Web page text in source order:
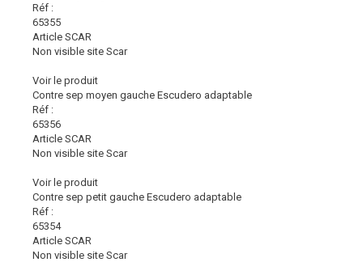
Réf :
65355
Article SCAR
Non visible site Scar
Voir le produit
Contre sep moyen gauche Escudero adaptable
Réf :
65356
Article SCAR
Non visible site Scar
Voir le produit
Contre sep petit gauche Escudero adaptable
Réf :
65354
Article SCAR
Non visible site Scar